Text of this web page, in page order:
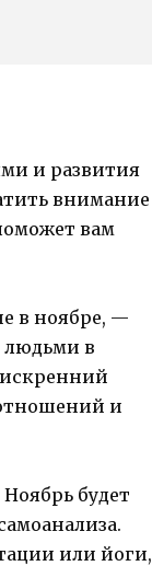
и развития
внимание
вам
в ноябре, —
людьми в
и
будет
или йоги,